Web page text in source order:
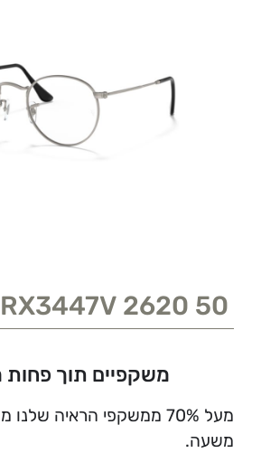
2620 50
משקפיים תוך
מעל 70% ממשקפי הראיה
משעה.